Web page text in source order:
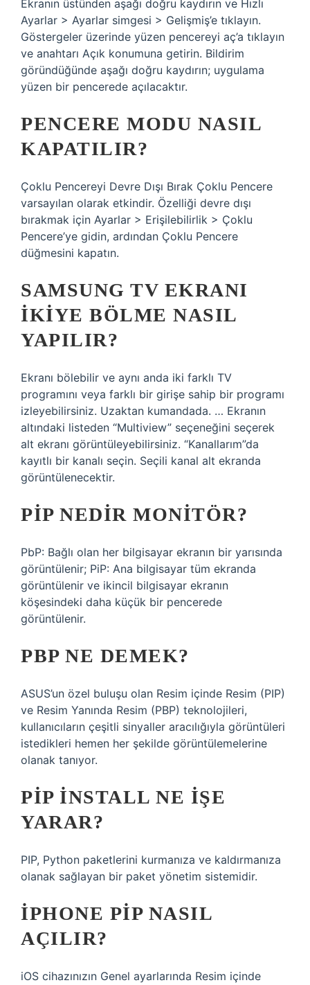
Ekranın üstünden aşağı doğru kaydırın ve Hızlı
Ayarlar > Ayarlar simgesi > Gelişmiş’e tıklayın.
Göstergeler üzerinde yüzen pencereyi aç’a tıklayın
ve anahtarı Açık konumuna getirin. Bildirim
göründüğünde aşağı doğru kaydırın; uygulama
yüzen bir pencerede açılacaktır.
PENCERE MODU NASIL
KAPATILIR?
Çoklu Pencereyi Devre Dışı Bırak Çoklu Pencere
varsayılan olarak etkindir. Özelliği devre dışı
bırakmak için Ayarlar > Erişilebilirlik > Çoklu
Pencere’ye gidin, ardından Çoklu Pencere
düğmesini kapatın.
SAMSUNG TV EKRANI
IKIYE BÖLME NASIL
YAPILIR?
Ekranı bölebilir ve aynı anda iki farklı TV
programını veya farklı bir girişe sahip bir programı
izleyebilirsiniz. Uzaktan kumandada. … Ekranın
altındaki listeden “Multiview” seçeneğini seçerek
alt ekranı görüntüleyebilirsiniz. “Kanallarım”da
kayıtlı bir kanalı seçin. Seçili kanal alt ekranda
görüntülenecektir.
PIP NEDIR MONITÖR?
PbP: Bağlı olan her bilgisayar ekranın bir yarısında
görüntülenir; PiP: Ana bilgisayar tüm ekranda
görüntülenir ve ikincil bilgisayar ekranın
köşesindeki daha küçük bir pencerede
görüntülenir.
PBP NE DEMEK?
ASUS’un özel buluşu olan Resim içinde Resim (PIP)
ve Resim Yanında Resim (PBP) teknolojileri,
kullanıcıların çeşitli sinyaller aracılığıyla görüntüleri
istedikleri hemen her şekilde görüntülemelerine
olanak tanıyor.
PIP INSTALL NE IŞE
YARAR?
PIP, Python paketlerini kurmanıza ve kaldırmanıza
olanak sağlayan bir paket yönetim sistemidir.
İPHONE PIP NASIL
AÇILIR?
iOS cihazınızın Genel ayarlarında Resim içinde